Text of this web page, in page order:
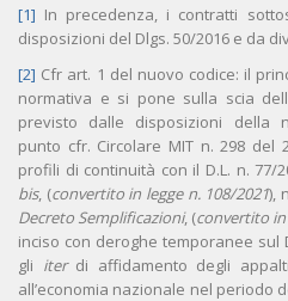
[1] In precedenza, i contratti
disposizioni del Dlgs. 50/2016 e da
[2] Cfr art. 1 del nuovo codice: il
normativa e si pone sulla scia
previsto dalle disposizioni della
punto cfr. Circolare MIT n. 298 del
profili di continuità con il D.L. n. 77/
bis, (convertito in legge n. 108/2021),
Decreto Semplificazioni, (convertito in
inciso con deroghe temporanee sul
gli iter di affidamento degli
all’economia nazionale nel periodo